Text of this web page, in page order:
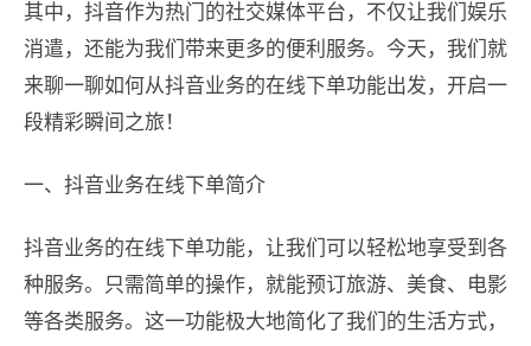
其中，抖音作为热门的社交媒体平台，不仅让我们娱乐
消遣，还能为我们带来更多的便利服务。今天，我们就
来聊一聊如何从抖音业务的在线下单功能出发，开启一
段精彩瞬间之旅！
一、抖音业务在线下单简介
抖音业务的在线下单功能，让我们可以轻松地享受到各
种服务。只需简单的操作，就能预订旅游、美食、电影
等各类服务。这一功能极大地简化了我们的生活方式，